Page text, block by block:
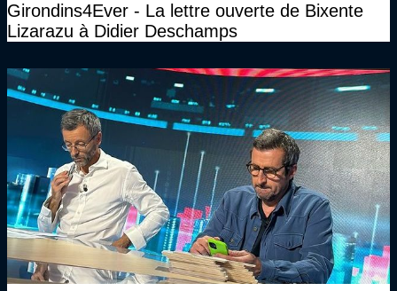
Girondins4Ever - La lettre ouverte de Bixente
Lizarazu à Didier Deschamps